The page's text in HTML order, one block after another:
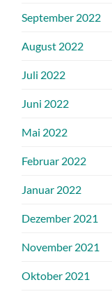
September 2022
August 2022
Juli 2022
Juni 2022
Mai 2022
Februar 2022
Januar 2022
Dezember 2021
November 2021
Oktober 2021